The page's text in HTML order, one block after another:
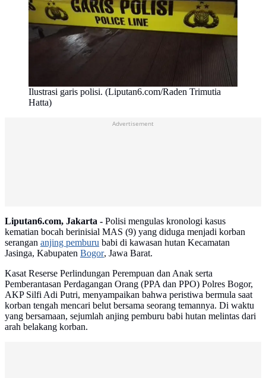
Ilustrasi garis polisi. (Liputan6.com/Raden Trimutia
Hatta)
Advertisement
Liputan6.com, Jakarta - Polisi mengulas kronologi kasus
kematian bocah berinisial MAS (9) yang diduga menjadi korban
serangan anjing pemburu babi di kawasan hutan Kecamatan
Jasinga, Kabupaten Bogor, Jawa Barat.
Kasat Reserse Perlindungan Perempuan dan Anak serta
Pemberantasan Perdagangan Orang (PPA dan PPO) Polres Bogor,
AKP Silfi Adi Putri, menyampaikan bahwa peristiwa bermula saat
korban tengah mencari belut bersama seorang temannya. Di waktu
yang bersamaan, sejumlah anjing pemburu babi hutan melintas dari
arah belakang korban.